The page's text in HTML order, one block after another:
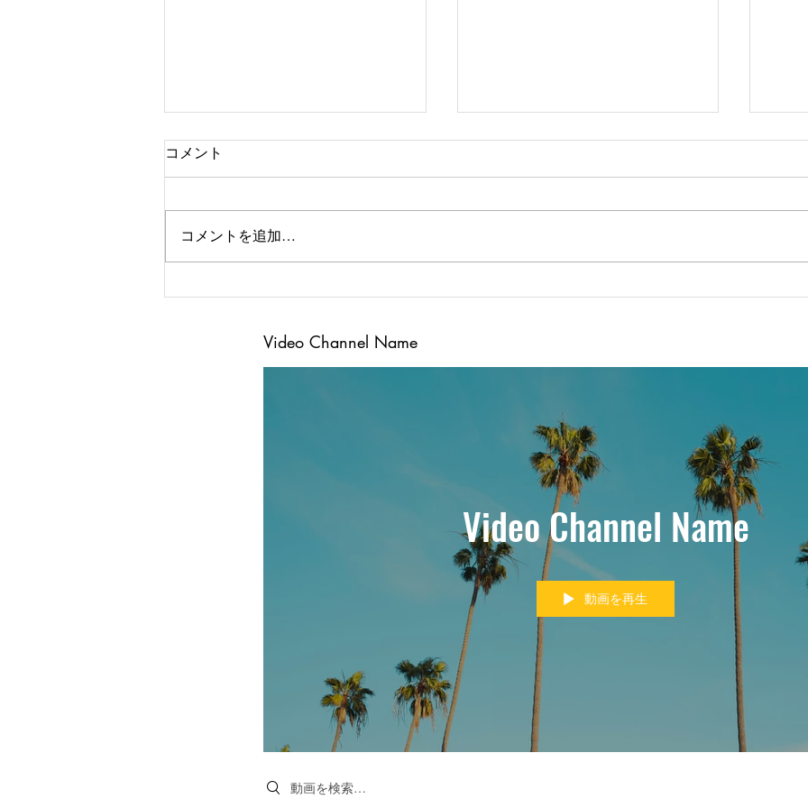
日の出スポーツ教室
コメント
コメントを追加…
Video Channel Name
Video Channel Name
動画を再生
Search videos